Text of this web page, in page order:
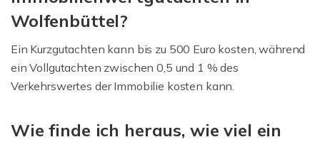
Wolfenbüttel?
Ein Kurzgutachten kann bis zu 500 Euro kosten, während
ein Vollgutachten zwischen 0,5 und 1 % des
Verkehrswertes der Immobilie kosten kann.
Wie finde ich heraus, wie viel ein